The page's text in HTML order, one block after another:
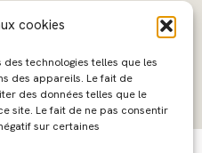
cookies
technologies telles que les
des appareils. Le fait de
des données telles que le
site. Le fait de ne pas consentir
sur certaines
:Azur Média